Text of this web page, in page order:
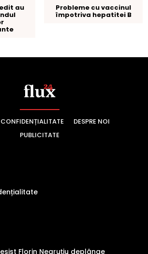
DESPRE NOI
PUBLICITATE
Florin Negruțiu deplânge